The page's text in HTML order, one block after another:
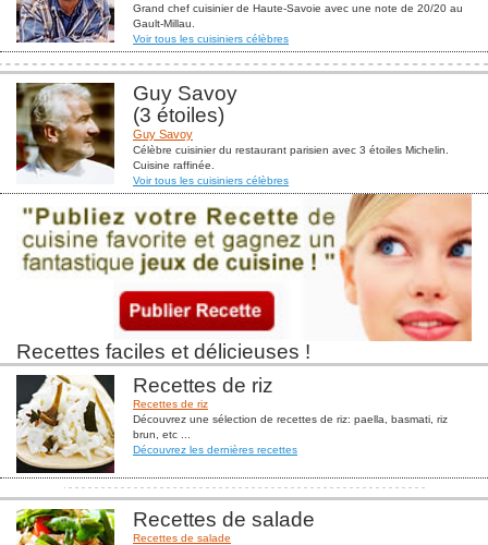
Grand chef cuisinier de Haute-Savoie avec une note de 20/20 au
Gault-Millau.
Voir tous les cuisiniers célèbres
Guy Savoy
(3 étoiles)
Guy Savoy
Célèbre cuisinier du restaurant parisien avec 3 étoiles Michelin.
Cuisine raffinée.
Voir tous les cuisiniers célèbres
Recettes faciles et délicieuses !
Recettes de riz
Recettes de riz
Découvrez une sélection de recettes de riz: paella, basmati, riz
brun, etc ...
Découvrez les dernières recettes
Recettes de salade
Recettes de salade